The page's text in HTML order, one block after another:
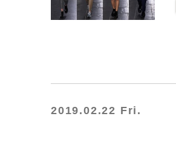
2019.02.22 Fri.